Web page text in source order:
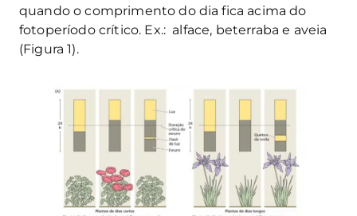
quando o comprimento do dia fica acima do
fotoperíodo crítico. Ex.: alface, beterraba e aveia
(Figura 1).